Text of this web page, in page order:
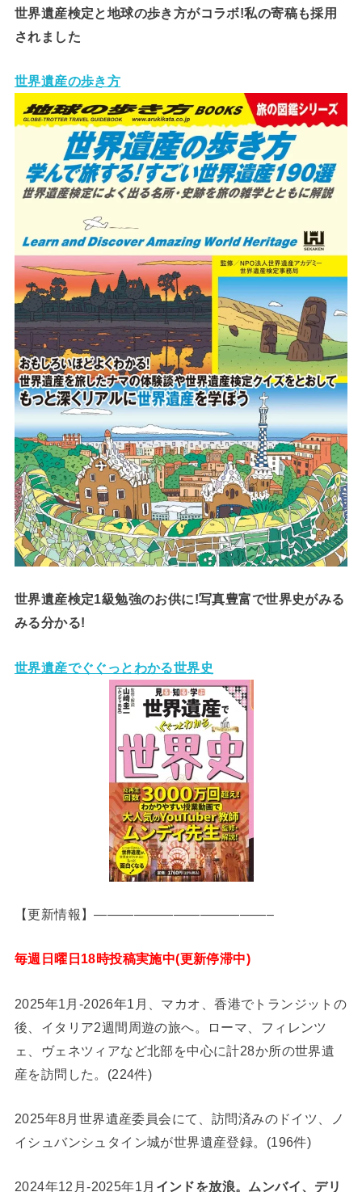
世界遺産検定と地球の歩き方がコラボ!私の寄稿も採用
されました
世界遺産の歩き方
世界遺産検定1級勉強のお供に!写真豊富で世界史がみる
みる分かる!
世界遺産でぐぐっとわかる世界史
【更新情報】—————————————–
毎週日曜日18時投稿実施中(更新停滞中)
2025年1月-2026年1月、マカオ、香港でトランジットの
後、イタリア2週間周遊の旅へ。ローマ、フィレンツ
ェ、ヴェネツィアなど北部を中心に計28か所の世界遺
産を訪問した。(224件)
2025年8月世界遺産委員会にて、訪問済みのドイツ、ノ
イシュバンシュタイン城が世界遺産登録。(196件)
2024年12月-2025年1月 インドを放浪。ムンバイ、デリ